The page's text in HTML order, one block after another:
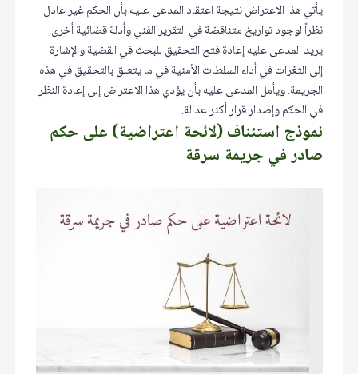
يأتي هذا الاعتراض نتيجة اعتقاد المدعى عليه بأن الحكم غير عادل
نظراً لوجود تواريخ متناقضة في التقرير الفني وأدلة قضائية أخرى.
يريد المدعى عليه إعادة فتح التحقيق للبحث في القضية والإشارة
إلى الثغرات في أداء السلطات الأمنية في ما يتعلق بالتحقيق في هذه
الجريمة. ويأمل المدعى عليه بأن يؤدي هذا الاعتراض إلى إعادة النظر
في الحكم وإصدار قرار أكثر عدالة.
نموذج استئناف (لائحة اعتراضية) على حكم
صادر في جريمة سرقة